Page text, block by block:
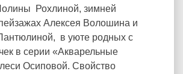
Рохлиной, зимней
Алексея Волошина и
в уюте родных с
в серии «Акварельные
Осиповой. Свойство